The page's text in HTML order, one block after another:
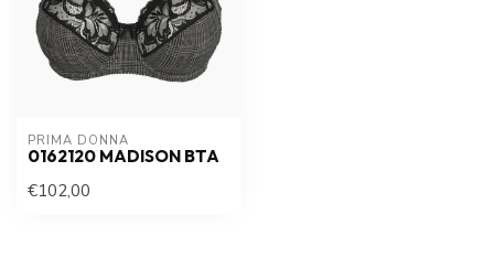
PRIMA DONNA
0162120 MADISON BTA
€102,00